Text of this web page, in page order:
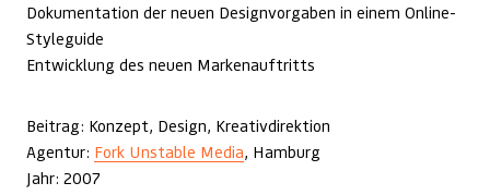
Dokumentation der neuen Designvorgaben in einem Online-
Styleguide
Entwicklung des neuen Markenauftritts
Beitrag: Konzept, Design, Kreativdirektion
Agentur: Fork Unstable Media, Hamburg
Jahr: 2007